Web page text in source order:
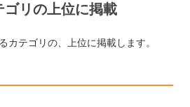
ゴリの上位に掲載
カテゴリの、上位に掲載します。